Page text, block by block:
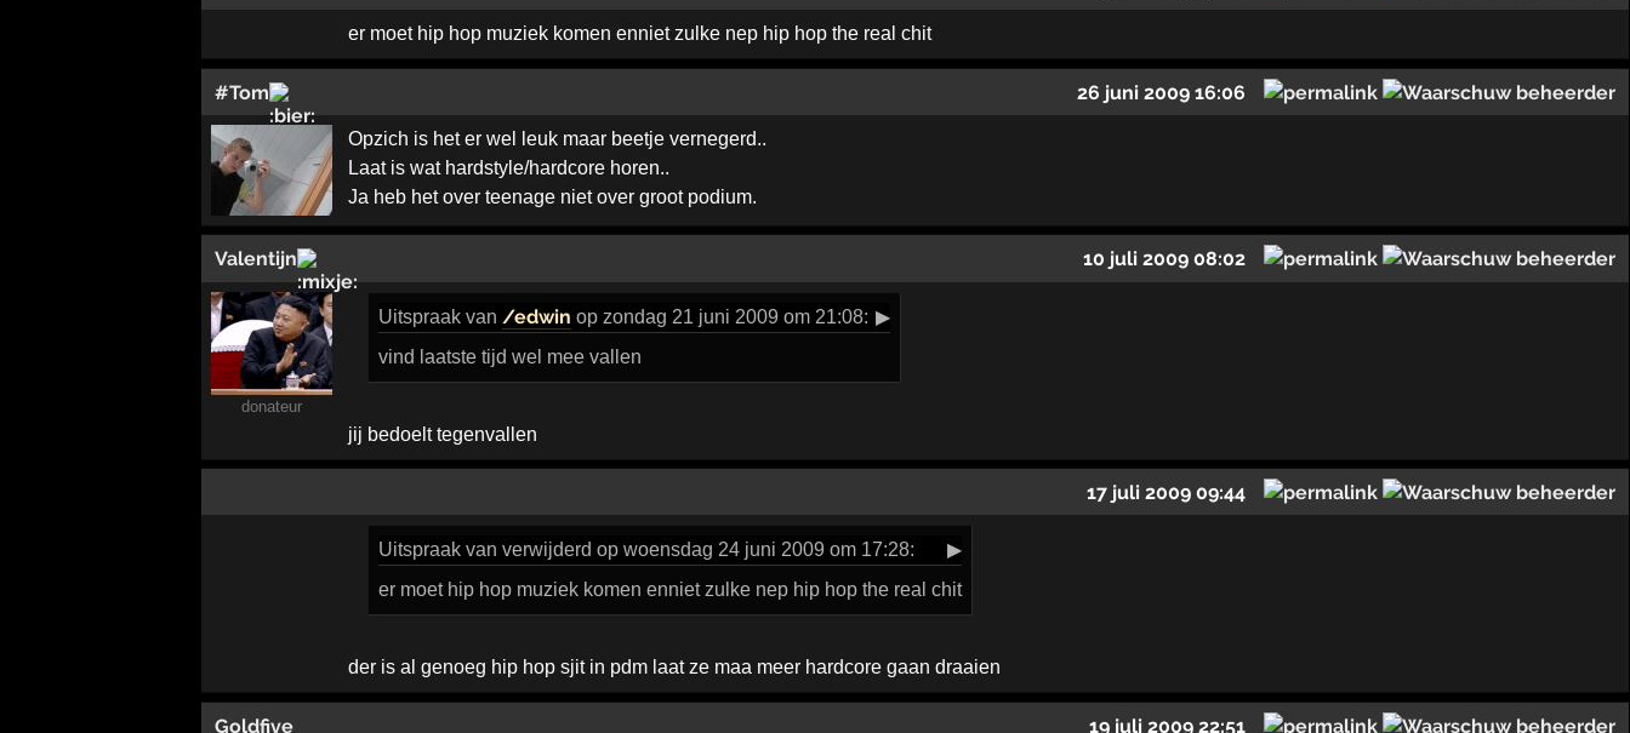
er moet hip hop muziek komen enniet zulke nep hip hop the real chit
#Tom 26 juni 2009 16:06
Opzich is het er wel leuk maar beetje vernegerd..
Laat is wat hardstyle/hardcore horen..
Ja heb het over teenage niet over groot podium.
Valentijn 10 juli 2009 08:02
donateur
Uitspraakvan /edwin op zondag 21 juni 2009 om 21:08: ▶
vind laatste tijd wel mee vallen
jij bedoelt tegenvallen
17 juli 2009 09:44
Uitspraakvan verwijderd op woensdag 24 juni 2009 om 17:28:
▶
er moet hip hop muziek komen enniet zulke nep hip hop the real chit
der is al genoeg hip hop sjit in pdm laat ze maa meer hardcore gaan draaien
Goldfive 19 juli 2009 22:51